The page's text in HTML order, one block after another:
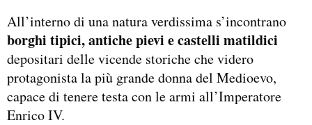
All’interno di una natura verdissima s’incontrano
borghi tipici, antiche pievi e castelli matildici
depositari delle vicende storiche che videro
protagonista la più grande donna del Medioevo,
capace di tenere testa con le armi all’Imperatore
Enrico IV.